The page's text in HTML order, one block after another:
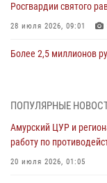
Росгвардии святого
28 июля 2026, 09:01
Более 2,5 миллионов
Росгвардии Амурской
27 июля 2026, 06:28
ПОПУЛЯРНЫЕ
Амурский ЦУР и
работу по
20 июля 2026, 01:05